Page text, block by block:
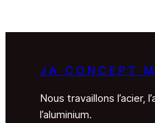
JA CONCEPT
Nous travaillons l’acier,
l’aluminium.